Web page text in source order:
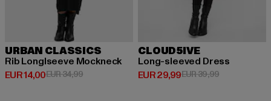
URBAN CLASSICS
Rib Longlseeve Mockneck
EUR 14,00
Derzeitiger Preis: EUR 14,00
EUR 34,99Aktionspreis: EUR 34,99
CLOUD5IVE
Long-sleeved Dress
EUR 29,99
Derzeitiger Preis: EUR 29,99
EUR 39,99Aktionspreis: